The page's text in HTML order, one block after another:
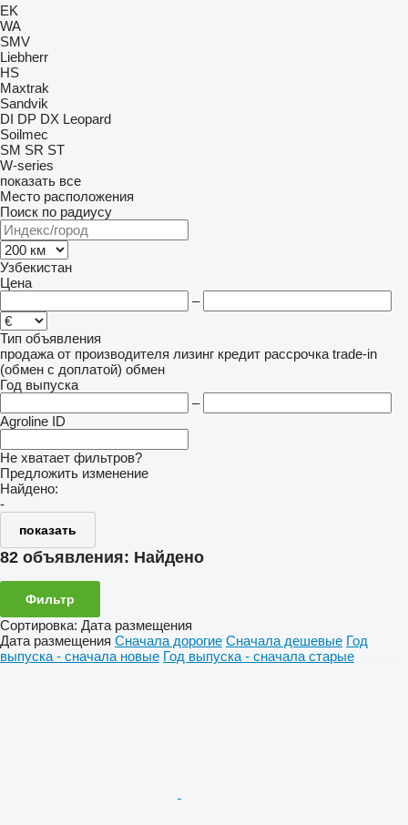
EK
WA
SMV
Liebherr
HS
Maxtrak
Sandvik
DI DP DX Leopard
Soilmec
SM SR ST
W-series
показать все
Место расположения
Поиск по радиусу
Узбекистан
Цена
–
Тип объявления
продажа от производителя лизинг кредит рассрочка trade-in
(обмен с доплатой) обмен
Год выпуска
–
Agroline ID
Не хватает фильтров?
Предложить изменение
Найдено:
-
показать
82 объявления: Найдено
Фильтр
Сортировка: Дата размещения
Дата размещения Сначала дорогие Сначала дешевые Год
выпуска - сначала новые Год выпуска - сначала старые